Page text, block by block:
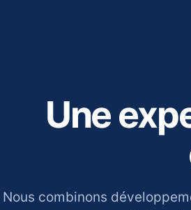
Une
Nous combinons